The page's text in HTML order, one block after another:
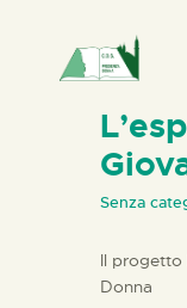
HOME
CHI
Senza
Il progetto
Donna